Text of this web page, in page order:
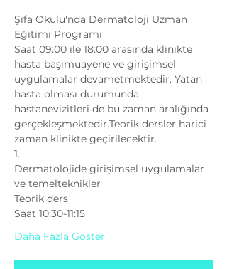
Şifa Okulu'nda Dermatoloji Uzman
Eğitimi Programı
Saat 09:00 ile 18:00 arasında klinikte
hasta başımuayene ve girişimsel
uygulamalar devametmektedir. Yatan
hasta olması durumunda
hastanevizitleri de bu zaman aralığında
gerçekleşmektedir.Teorik dersler harici
zaman klinikte geçirilecektir.
1.
Dermatolojide girişimsel uygulamalar
ve temelteknikler
Teorik ders
Saat 10:30-11:15
Daha Fazla Göster